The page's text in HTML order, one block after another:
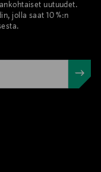
uutuudet.
jolla saat 10 %:n